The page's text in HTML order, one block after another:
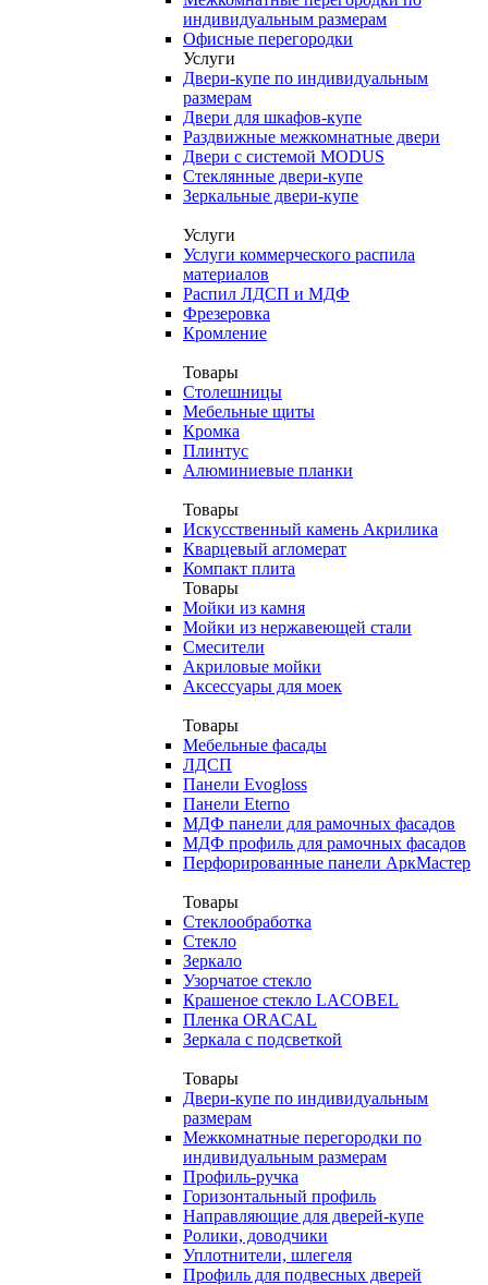
индивидуальным размерам
Офисные перегородки
Услуги
Двери-купе по индивидуальным
размерам
Двери для шкафов-купе
Раздвижные межкомнатные двери
Двери с системой MODUS
Стеклянные двери-купе
Зеркальные двери-купе
Услуги
Услуги коммерческого распила
материалов
Распил ЛДСП и МДФ
Фрезеровка
Кромление
Товары
Столешницы
Мебельные щиты
Кромка
Плинтус
Алюминиевые планки
Товары
Искусственный камень Акрилика
Кварцевый агломерат
Компакт плита
Товары
Мойки из камня
Мойки из нержавеющей стали
Смесители
Акриловые мойки
Аксессуары для моек
Товары
Мебельные фасады
ЛДСП
Панели Evogloss
Панели Eterno
МДФ панели для рамочных фасадов
МДФ профиль для рамочных фасадов
Перфорированные панели АркМастер
Товары
Стеклообработка
Стекло
Зеркало
Узорчатое стекло
Крашеное стекло LACOBEL
Пленка ORACAL
Зеркала с подсветкой
Товары
Двери-купе по индивидуальным
размерам
Межкомнатные перегородки по
индивидуальным размерам
Профиль-ручка
Горизонтальный профиль
Направляющие для дверей-купе
Ролики, доводчики
Уплотнители, шлегеля
Профиль для подвесных дверей